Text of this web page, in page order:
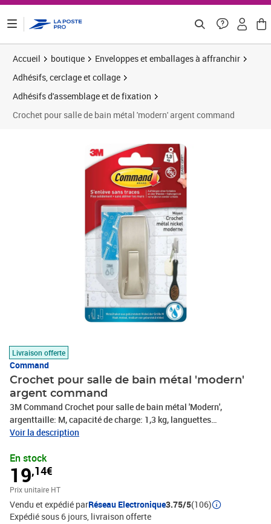
Accueil boutique
Enveloppes et emballages à affranchir
Adhésifs, cerclage et collage
Adhésifs d'assemblage et de fixation
Crochet pour salle de bain métal 'modern' argent command
Livraison offerte
Command
Crochet pour salle de bain métal 'modern'
argent command
3M Command Crochet pour salle de bain métal 'Modern',
argenttaille: M, capacité de charge: 1,3 kg, languettes
adhésivesrésistantes à l'eau, matériau: nickel, structure
tracescontenu: 1 crochet + 2 languettes adhésives(MR02BN-
BFGN)
Voir la description
En stock
19,14€
Prix unitaire HT
Vendu et expédié parRéseau Electronique3.75/5(106)
Expédié sous 6 jours livraison offerte